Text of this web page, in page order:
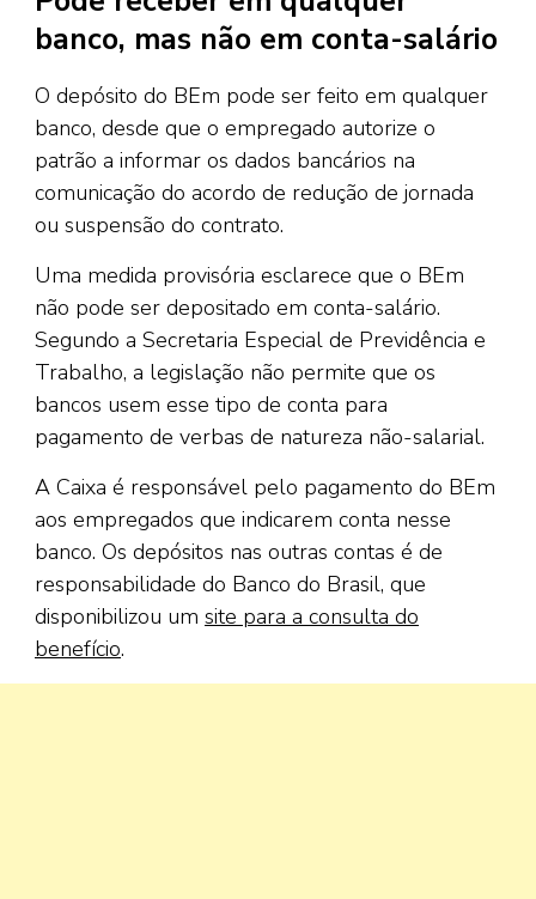
banco, mas não em conta-salário
O depósito do BEm pode ser feito em qualquer
banco, desde que o empregado autorize o
patrão a informar os dados bancários na
comunicação do acordo de redução de jornada
ou suspensão do contrato.
Uma medida provisória esclarece que o BEm
não pode ser depositado em conta-salário.
Segundo a Secretaria Especial de Previdência e
Trabalho, a legislação não permite que os
bancos usem esse tipo de conta para
pagamento de verbas de natureza não-salarial.
A Caixa é responsável pelo pagamento do BEm
aos empregados que indicarem conta nesse
banco. Os depósitos nas outras contas é de
responsabilidade do Banco do Brasil, que
disponibilizou um site para a consulta do
benefício.